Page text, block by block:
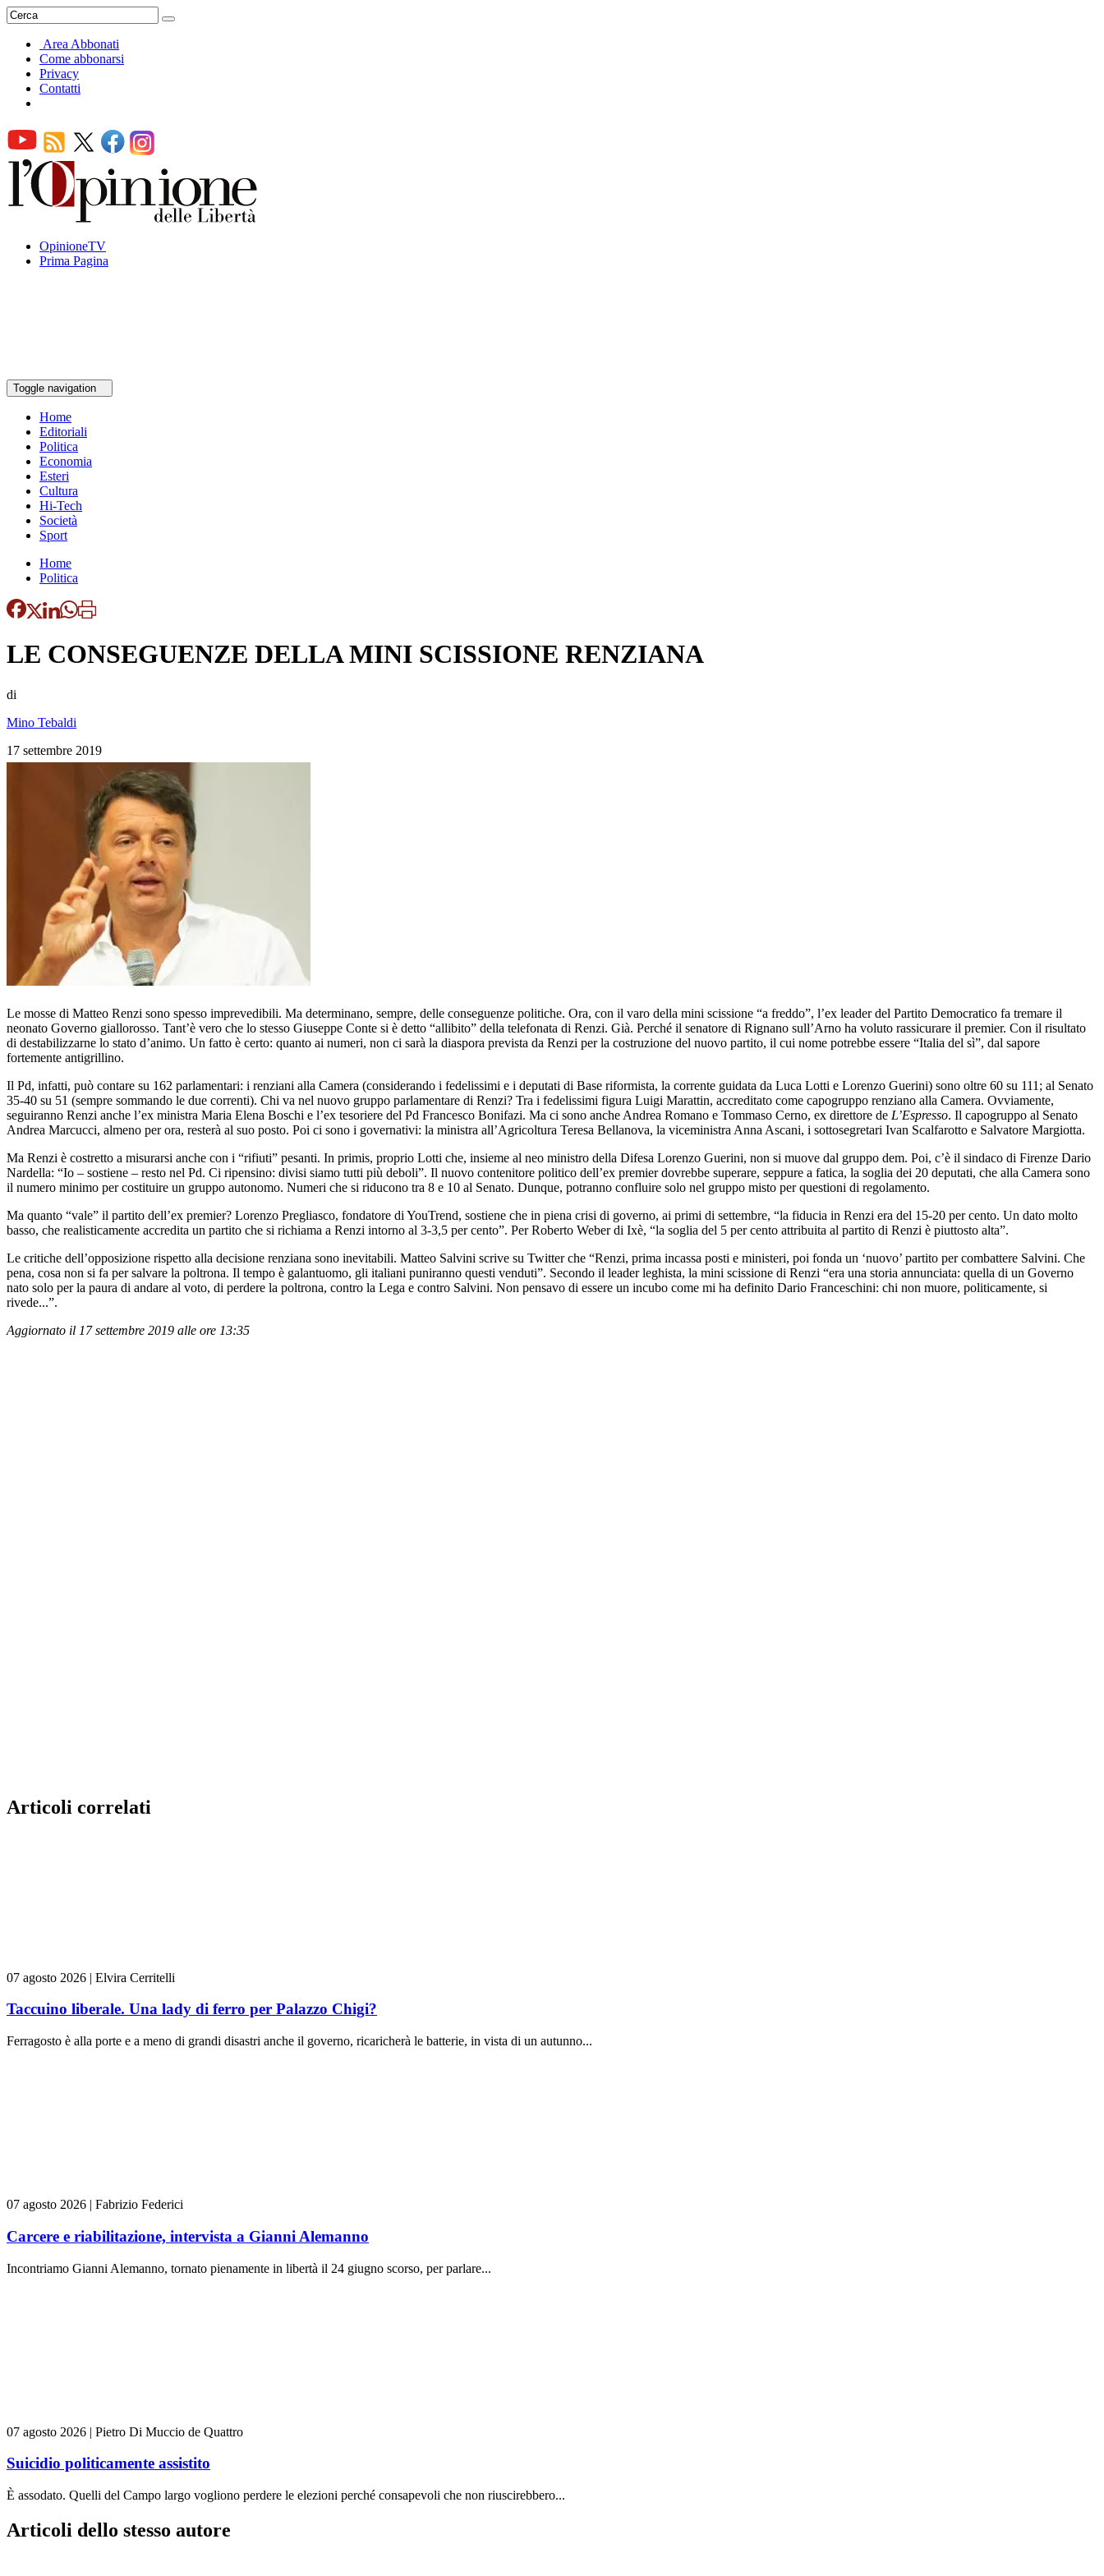
Area Abbonati
Come abbonarsi
Privacy
Contatti
OpinioneTV
Prima Pagina
Toggle navigation
Home
Editoriali
Politica
Economia
Esteri
Cultura
Hi-Tech
Società
Sport
Home
Politica
LE CONSEGUENZE DELLA MINI SCISSIONE RENZIANA
di
Mino Tebaldi
17 settembre 2019
Le mosse di Matteo Renzi sono spesso imprevedibili. Ma determinano, sempre, delle conseguenze politiche. Ora, con il varo della mini scissione “a freddo”, l’ex leader del Partito Democratico fa tremare il
neonato Governo giallorosso. Tant’è vero che lo stesso Giuseppe Conte si è detto “allibito” della telefonata di Renzi. Già. Perché il senatore di Rignano sull’Arno ha voluto rassicurare il premier. Con il risultato
di destabilizzarne lo stato d’animo. Un fatto è certo: quanto ai numeri, non ci sarà la diaspora prevista da Renzi per la costruzione del nuovo partito, il cui nome potrebbe essere “Italia del sì”, dal sapore
fortemente antigrillino.
Il Pd, infatti, può contare su 162 parlamentari: i renziani alla Camera (considerando i fedelissimi e i deputati di Base riformista, la corrente guidata da Luca Lotti e Lorenzo Guerini) sono oltre 60 su 111; al Senato
35-40 su 51 (sempre sommando le due correnti). Chi va nel nuovo gruppo parlamentare di Renzi? Tra i fedelissimi figura Luigi Marattin, accreditato come capogruppo renziano alla Camera. Ovviamente,
seguiranno Renzi anche l’ex ministra Maria Elena Boschi e l’ex tesoriere del Pd Francesco Bonifazi. Ma ci sono anche Andrea Romano e Tommaso Cerno, ex direttore de L’Espresso. Il capogruppo al Senato
Andrea Marcucci, almeno per ora, resterà al suo posto. Poi ci sono i governativi: la ministra all’Agricoltura Teresa Bellanova, la viceministra Anna Ascani, i sottosegretari Ivan Scalfarotto e Salvatore Margiotta.
Ma Renzi è costretto a misurarsi anche con i “rifiuti” pesanti. In primis, proprio Lotti che, insieme al neo ministro della Difesa Lorenzo Guerini, non si muove dal gruppo dem. Poi, c’è il sindaco di Firenze Dario
Nardella: “Io – sostiene – resto nel Pd. Ci ripensino: divisi siamo tutti più deboli”. Il nuovo contenitore politico dell’ex premier dovrebbe superare, seppure a fatica, la soglia dei 20 deputati, che alla Camera sono
il numero minimo per costituire un gruppo autonomo. Numeri che si riducono tra 8 e 10 al Senato. Dunque, potranno confluire solo nel gruppo misto per questioni di regolamento.
Ma quanto “vale” il partito dell’ex premier? Lorenzo Pregliasco, fondatore di YouTrend, sostiene che in piena crisi di governo, ai primi di settembre, “la fiducia in Renzi era del 15-20 per cento. Un dato molto
basso, che realisticamente accredita un partito che si richiama a Renzi intorno al 3-3,5 per cento”. Per Roberto Weber di Ixè, “la soglia del 5 per cento attribuita al partito di Renzi è piuttosto alta”.
Le critiche dell’opposizione rispetto alla decisione renziana sono inevitabili. Matteo Salvini scrive su Twitter che “Renzi, prima incassa posti e ministeri, poi fonda un ‘nuovo’ partito per combattere Salvini. Che
pena, cosa non si fa per salvare la poltrona. Il tempo è galantuomo, gli italiani puniranno questi venduti”. Secondo il leader leghista, la mini scissione di Renzi “era una storia annunciata: quella di un Governo
nato solo per la paura di andare al voto, di perdere la poltrona, contro la Lega e contro Salvini. Non pensavo di essere un incubo come mi ha definito Dario Franceschini: chi non muore, politicamente, si
rivede...”.
Aggiornato il 17 settembre 2019 alle ore 13:35
Articoli correlati
07 agosto 2026 | Elvira Cerritelli
Taccuino liberale. Una lady di ferro per Palazzo Chigi?
Ferragosto è alla porte e a meno di grandi disastri anche il governo, ricaricherà le batterie, in vista di un autunno...
07 agosto 2026 | Fabrizio Federici
Carcere e riabilitazione, intervista a Gianni Alemanno
Incontriamo Gianni Alemanno, tornato pienamente in libertà il 24 giugno scorso, per parlare...
07 agosto 2026 | Pietro Di Muccio de Quattro
Suicidio politicamente assistito
È assodato. Quelli del Campo largo vogliono perdere le elezioni perché consapevoli che non riuscirebbero...
Articoli dello stesso autore